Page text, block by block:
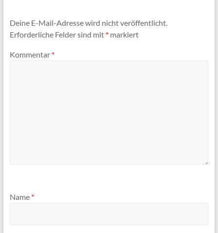
n
o
k
Deine E-Mail-Adresse wird nicht veröffentlicht.
Erforderliche Felder sind mit *markiert
Kommentar *
Name *